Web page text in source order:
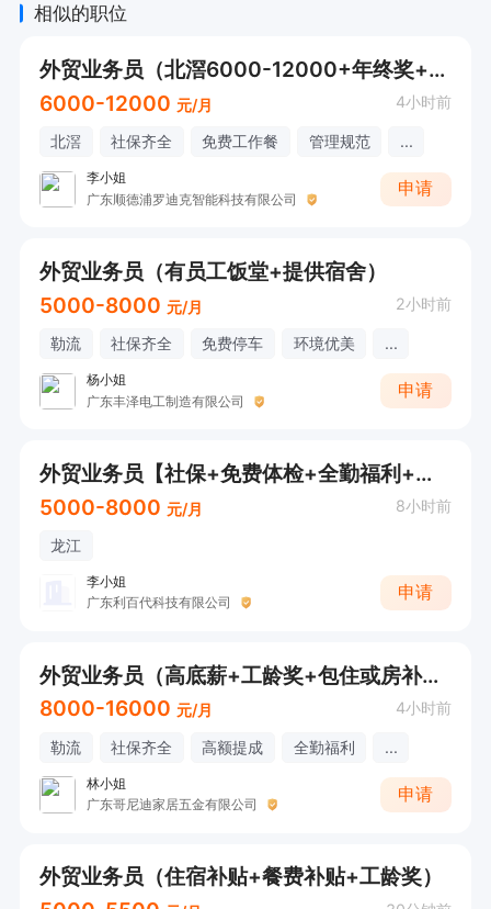
相似的职位
外贸业务员（北滘6000-12000+年终奖+节日慰问+包工作餐）
6000-12000 元/月 4小时前
北滘 社保齐全 免费工作餐 管理规范 ...
李小姐
广东顺德浦罗迪克智能科技有限公司
申请
外贸业务员（有员工饭堂+提供宿舍）
5000-8000 元/月 2小时前
勒流 社保齐全 免费停车 环境优美 ...
杨小姐
广东丰泽电工制造有限公司
申请
外贸业务员【社保+免费体检+全勤福利+年终奖+高温补贴+加班补贴+接受应届生】【欢迎电话/微信咨询】
5000-8000 元/月 8小时前
龙江
李小姐
广东利百代科技有限公司
申请
外贸业务员（高底薪+工龄奖+包住或房补+餐补）
8000-16000 元/月 4小时前
勒流 社保齐全 高额提成 全勤福利 ...
林小姐
广东哥尼迪家居五金有限公司
申请
外贸业务员（住宿补贴+餐费补贴+工龄奖）